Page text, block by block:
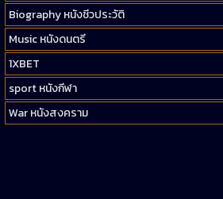
Biography หนังชีวประวัติ
Music หนังดนตรี
1XBET
sport หนังกีฬา
War หนังสงคราม